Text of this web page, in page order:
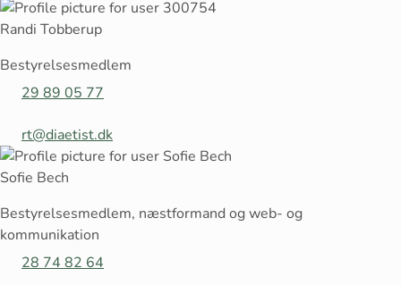
Randi Tobberup
Bestyrelsesmedlem
29 89 05 77
rt@diaetist.dk
Sofie Bech
Bestyrelsesmedlem, næstformand og web- og
kommunikation
28 74 82 64